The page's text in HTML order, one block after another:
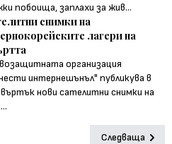
побоища, заплахи за жив...
снимки на
лагери на
организация
интернешънъл" публикува в
нови сателитни снимки на
Следваща